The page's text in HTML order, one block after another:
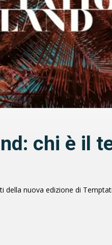
chi è il
della nuova edizione di